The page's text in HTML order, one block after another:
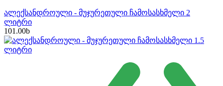
ალექსანდროული - მუჯურეთული ჩამოსასხმელი 2
ლიტრი
101.00b